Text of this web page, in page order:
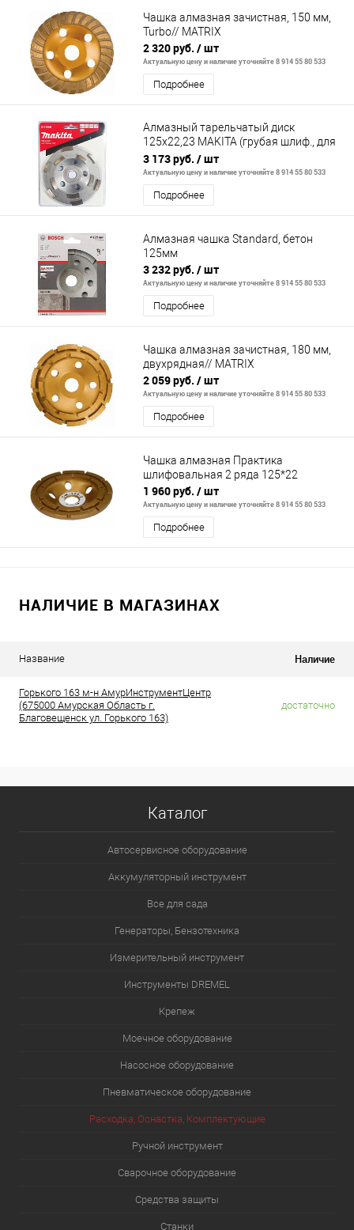
Чашка алмазная зачистная, 150 мм,
Turbo// MATRIX
2 320 руб. / шт
Актуальную цену и наличие уточняйте 8 914 55 80 533
Подробнее
Алмазный тарельчатый диск
125x22,23 MAKITA (грубая шлиф., для
PC5000, 5001С)
3 173 руб. / шт
Актуальную цену и наличие уточняйте 8 914 55 80 533
Подробнее
Алмазная чашка Standard, бетон
125мм
3 232 руб. / шт
Актуальную цену и наличие уточняйте 8 914 55 80 533
Подробнее
Чашка алмазная зачистная, 180 мм,
двухрядная// MATRIX
2 059 руб. / шт
Актуальную цену и наличие уточняйте 8 914 55 80 533
Подробнее
Чашка алмазная Практика
шлифовальная 2 ряда 125*22
1 960 руб. / шт
Актуальную цену и наличие уточняйте 8 914 55 80 533
Подробнее
НАЛИЧИЕ В МАГАЗИНАХ
Название Наличие
Горького 163 м-н АмурИнструментЦентр
(675000 Амурская Область г.
Благовещенск ул. Горького 163)
достаточно
Каталог
Автосервисное оборудование
Аккумуляторный инструмент
Все для сада
Генераторы, Бензотехника
Измерительный инструмент
Инструменты DREMEL
Крепеж
Моечное оборудование
Насосное оборудование
Пневматическое оборудование
Расходка, Оснастка, Комплектующие
Ручной инструмент
Сварочное оборудование
Средства защиты
Станки